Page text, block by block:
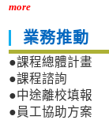
more
業務推動
●課程總體計畫
●課程諮詢
●中途離校填報
●員工協助方案